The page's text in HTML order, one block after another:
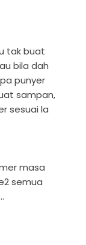
tak buat
bila dah
punyer
sampan,
sesuai la
masa
semua